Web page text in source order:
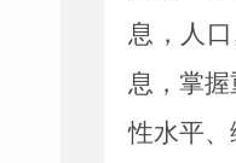
息，人
息，掌
性水平